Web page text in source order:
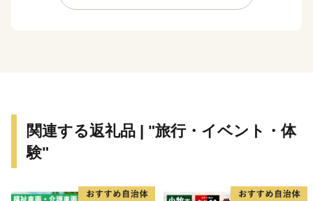
養殖も行われています。
・返礼品の送付は、飛島村外にお住まいの方に限らせて
いただきます。
おりません。
関連する返礼品 | "旅行・イベント・体
験"